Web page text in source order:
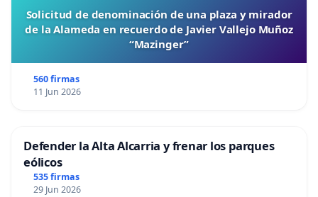
Solicitud de denominación de una plaza y mirador
de la Alameda en recuerdo de Javier Vallejo Muñoz
“Mazinger”
560 firmas
11 Jun 2026
Defender la Alta Alcarria y frenar los parques
eólicos
535 firmas
29 Jun 2026